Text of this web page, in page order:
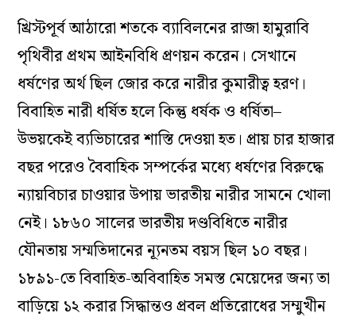
খ্রিস্টপূর্ব আঠারো শতকে ব্যাবিলনের রাজা হামুরাবি
পৃথিবীর প্রথম আইনবিধি প্রণয়ন করেন। সেখানে
ধর্ষণের অর্থ ছিল জোর করে নারীর কুমারীত্ব হরণ।
বিবাহিত নারী ধর্ষিত হলে কিন্তু ধর্ষক ও ধর্ষিতা–
উভয়কেই ব্যভিচারের শাস্তি দেওয়া হত। প্রায় চার হাজার
বছর পরেও বৈবাহিক সম্পর্কের মধ্যে ধর্ষণের বিরুদ্ধে
ন্যায়বিচার চাওয়ার উপায় ভারতীয় নারীর সামনে খোলা
নেই। ১৮৬০ সালের ভারতীয় দণ্ডবিধিতে নারীর
যৌনতায় সম্মতিদানের ন্যূনতম বয়স ছিল ১০ বছর।
১৮৯১-তে বিবাহিত-অবিবাহিত সমস্ত মেয়েদের জন্য তা
বাড়িয়ে ১২ করার সিদ্ধান্তও প্রবল প্রতিরোধের সম্মুখীন